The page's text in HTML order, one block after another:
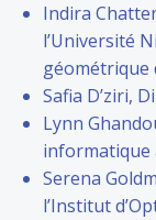
Indira
l’Université
géométrique
Safia D’ziri,
Lynn
informatique
Serena
l’Institut